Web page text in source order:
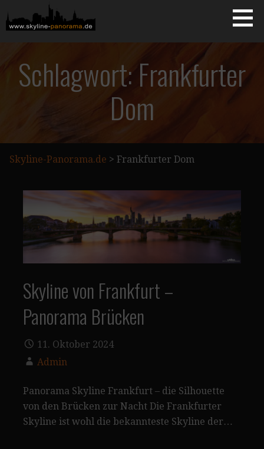
Inhalt
springen
SKYLINE-PANORAMA.DE
Schlagwort: Frankfurter
Dom
Skyline-Panorama.de > Frankfurter Dom
Skyline von Frankfurt –
Panorama Brücken
11. Oktober 2024
Admin
Panorama Skyline Frankfurt – die Silhouette
von den Brücken zur Nacht Die Frankfurter
Skyline ist wohl die bekannteste Skyline der…